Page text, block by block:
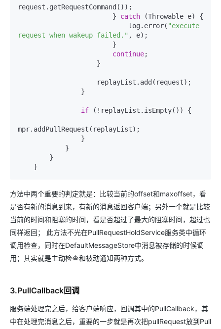
request.getRequestCommand());
                        }
catch (Throwable e) {
                            log.error(
"execute
request when wakeup failed." , e);
continue;
if (!replayList.isEmpty()) {
mpr.addPullRequest(replayList);
方法中两个重要的判定就是：比较当前的offset和maxoffset，看
是否有新的消息到来，有新的消息返回客户端；另外一个就是比较
当前的时间和阻塞的时间，看是否超过了最大的阻塞时间，超过也
同样返回； 此方法不光在PullRequestHoldService服务类中循环
调用检查，同时在DefaultMessageStore中消息被存储的时候调
用；其实就是主动检查和被动通知两种方式。
3.PullCallback回调
服务端处理完之后，给客户端响应，回调其中的PullCallback，其
中在处理完消息之后，重要的一步就是再次把pullRequest放到Pull